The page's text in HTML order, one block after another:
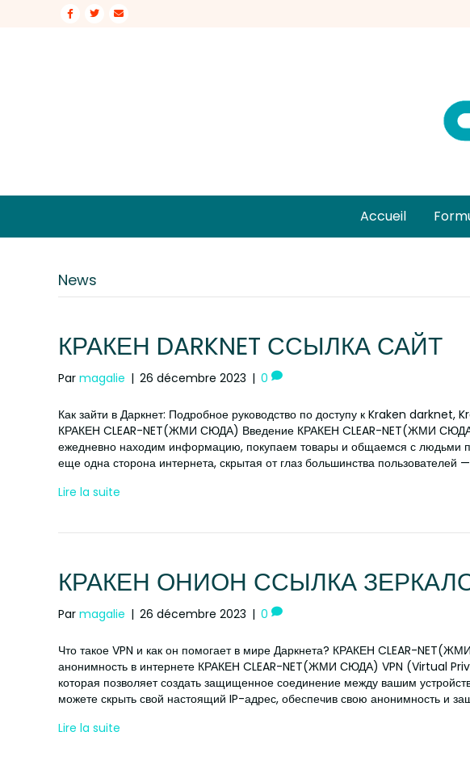
Facebook
Twitter Email
Accueil
News
КРАКЕН DARKNET ССЫЛКА САЙТ
Par magalie | 26 décembre 2023 | 0
Как зайти в Даркнет: Подробное руководство по доступу к Kraken darknet,
КРАКЕН CLEAR-NET(ЖМИ СЮДА) Введение КРАКЕН CLEAR-NET(ЖМИ
ежедневно находим информацию, покупаем товары и общаемся с людьми
еще одна сторона интернета, скрытая от глаз большинства пользователей
Lire la suite
КРАКЕН ОНИОН ССЫЛКА ЗЕРКАЛО
Par magalie | 26 décembre 2023 | 0
Что такое VPN и как он помогает в мире Даркнета? КРАКЕН CLEAR-
анонимность в интернете КРАКЕН CLEAR-NET(ЖМИ СЮДА) VPN (Virtual
которая позволяет создать защищенное соединение между вашим
можете скрыть свой настоящий IP-адрес, обеспечив свою анонимность и
Lire la suite